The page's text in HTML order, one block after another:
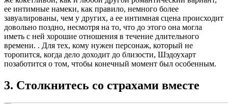
ее интимные намеки, как правило, немного более
завуалированы, чем у других, а ее интимная сцена происходит
довольно поздно, несмотря на то, что до этого она могла
иметь с ней хорошие отношения в течение длительного
времени. . Для тех, кому нужен персонаж, который не
торопится, когда дело доходит до близости, Шэдоухарт
позаботится о том, чтобы конечный момент был особенным.
3. Столкнитесь со страхами вместе